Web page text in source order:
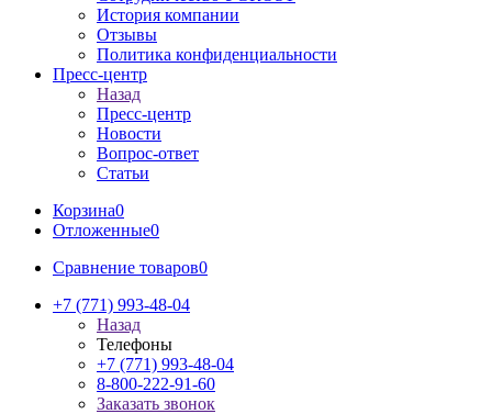
История компании
Отзывы
Политика конфиденциальности
Пресс-центр
Назад
Пресс-центр
Новости
Вопрос-ответ
Статьи
Корзина0
Отложенные0
Сравнение товаров0
+7 (771) 993-48-04
Назад
Телефоны
+7 (771) 993-48-04
8-800-222-91-60
Заказать звонок